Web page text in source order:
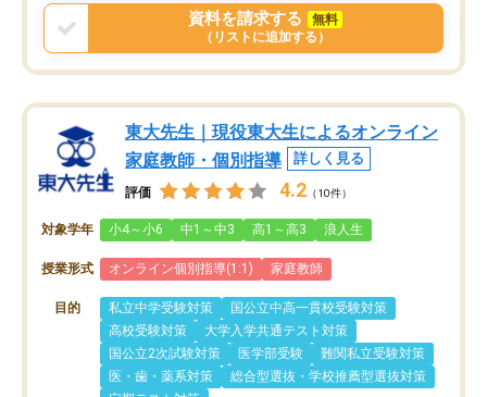
資料を請求する
無料
（リストに追加する）
東大先生｜現役東大生によるオンライン
家庭教師・個別指導
詳しく見る
評価 4.2 （10件）
対象学年 小4～小6 中1～中3 高1～高3 浪人生
授業形式 オンライン個別指導(1:1) 家庭教師
目的 私立中学受験対策
国公立中高一貫校受験対策
高校受験対策
大学入学共通テスト対策
国公立2次試験対策
医学部受験
難関私立受験対策
医・歯・薬系対策
総合型選抜・学校推薦型選抜対策